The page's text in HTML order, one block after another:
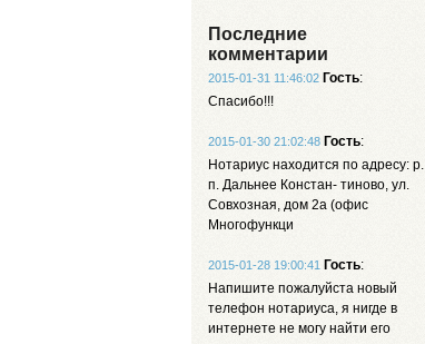
Последние
комментарии
2015-01-31 11:46:02 Гость:
Спасибо!!!
2015-01-30 21:02:48 Гость:
Нотариус находится по адресу: р.
п. Дальнее Констан- тиново, ул.
Совхозная, дом 2а (офис
Многофункци
2015-01-28 19:00:41 Гость:
Напишите пожалуйста новый
телефон нотариуса, я нигде в
интернете не могу найти его